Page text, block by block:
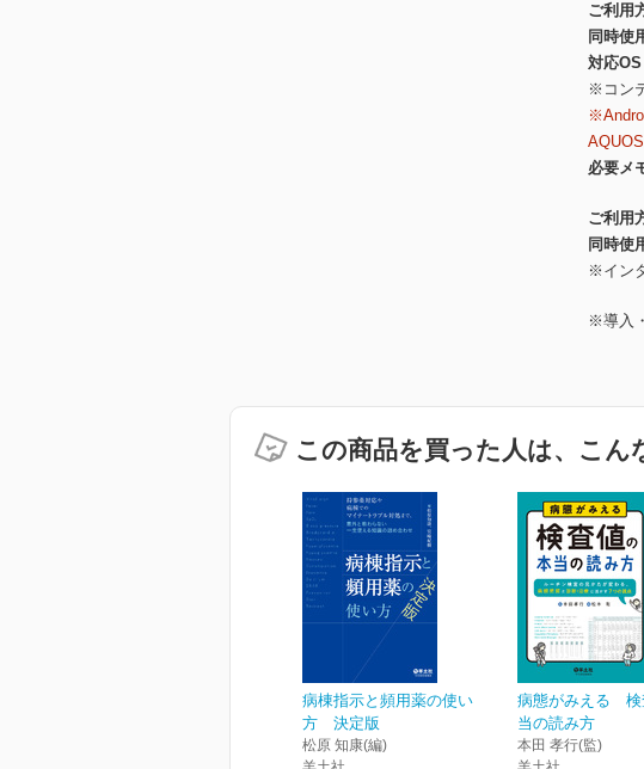
ご利用
同時使
対応OS
※コン
必要メ
ご利用
同時使
※イン
※導入
この商品を買った人は、こん
病棟指示と頻用薬の使い
方 決定版
松原 知康(編)
病態がみえる 検
当の読み方
本田 孝行(監)